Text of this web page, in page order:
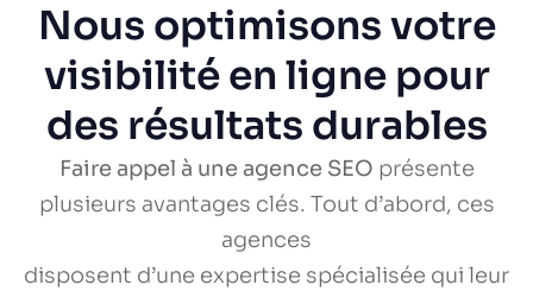
Nous optimisons votre
visibilité en ligne pour
des résultats durables
Faire appel à une agence SEO présente
plusieurs avantages clés. Tout d’abord, ces
agences
disposent d’une expertise spécialisée qui leur